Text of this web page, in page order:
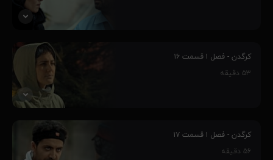
پنج جوان، به واسطه مهارت‌هایشان وارد چالش کرگدن می‌شوند و این
سرآغاز رفاقت بین آنهاست، فارغ از اینکه چالش کرگدن از طرف یک
مافیای بزرگ و پر قدرت طراحی شده‌است و ماجراهای غیر قابل پیش بینی
کرگدن - فصل ۱ قسمت ۱۶
۵۳ دقیقه
پنج جوان، به واسطه مهارت‌هایشان وارد چالش کرگدن می‌شوند و این
سرآغاز رفاقت بین آنهاست، فارغ از اینکه چالش کرگدن از طرف یک
مافیای بزرگ و پر قدرت طراحی شده‌است و ماجراهای غیر قابل پیش بینی
کرگدن - فصل ۱ قسمت ۱۷
۵۶ دقیقه